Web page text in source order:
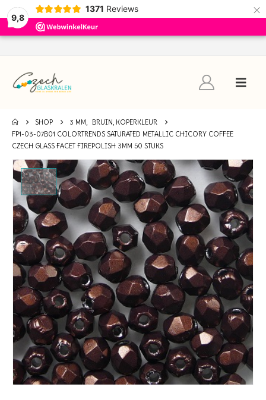
9,8
1371 Reviews ×
SHOP 3 MM, BRUIN, KOPERKLEUR
FP1-03-07B01 COLORTRENDS SATURATED METALLIC CHICORY COFFEE
CZECH GLASS FACET FIREPOLISH 3MM 50 STUKS